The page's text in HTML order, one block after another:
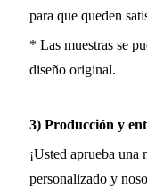
para que queden
* Las muestras se
diseño original.
3) Producción y
¡Usted aprueba una
personalizado y